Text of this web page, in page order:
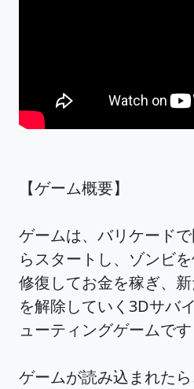
【ゲーム概要】
ゲームは、バリケード
らスタートし、ゾンビ
修復してお金を稼ぎ、
を解除していく3Dサバ
ューティングゲームです
ゲームが読み込まれた